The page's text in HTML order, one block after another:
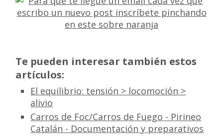
Te pueden interesar también estos
artículos:
El equilibrio: tensión > locomoción >
alivio
Carros de Foc/Carros de Fuego - Pirineo
Catalán - Documentación y preparativos